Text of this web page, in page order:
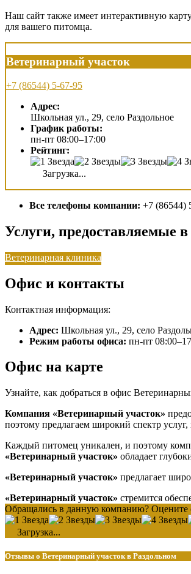
Наш сайт также имеет интерактивную
для вашего питомца.
Ветеринарный участок
+7 (86544) 5-67-95
Адрес:
Школьная ул., 29, село Раздольное
График работы:
пн-пт 08:00–17:00
Рейтинг:
Загрузка...
Все телефоны компании: +7 (86544)
Услуги, предоставляемые
Ветеринарная клиника
Офис и контакты
Контактная информация:
Адрес: Школьная ул., 29, село
Режим работы офиса: пн-пт
Офис на карте
Узнайте, как добраться в офис
Компания «Ветеринарный участок»
поэтому предлагаем широкий спектр
Каждый питомец уникален, и поэтому
«Ветеринарный участок» обладает
«Ветеринарный участок» предлагает
«Ветеринарный участок» стремится
Обращались в данную компанию? Оцените
Загрузка...
Отзывы о Ветеринарный участок в Раздольном